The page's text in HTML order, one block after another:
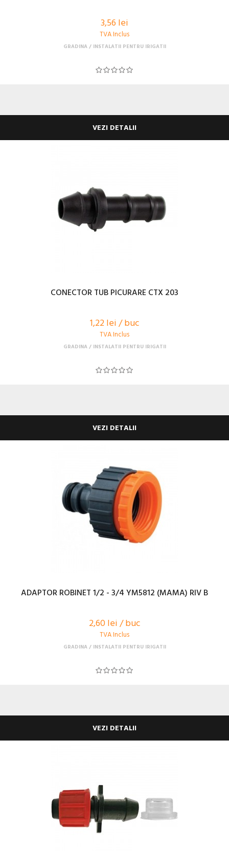
3,56 lei
TVA Inclus
GRADINA INSTALATII PENTRU IRIGATII
VEZI DETALII
CONECTOR TUB PICURARE CTX 203
1,22 lei / buc
TVA Inclus
GRADINA INSTALATII PENTRU IRIGATII
VEZI DETALII
ADAPTOR ROBINET 1/2 - 3/4 YM5812 (MAMA) RIV B
2,60 lei / buc
TVA Inclus
GRADINA INSTALATII PENTRU IRIGATII
VEZI DETALII